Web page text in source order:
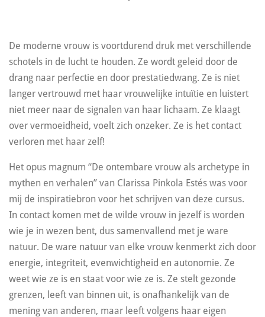
De moderne vrouw is voortdurend druk met verschillende
schotels in de lucht te houden. Ze wordt geleid door de
drang naar perfectie en door prestatiedwang. Ze is niet
langer vertrouwd met haar vrouwelijke intuïtie en luistert
niet meer naar de signalen van haar lichaam. Ze klaagt
over vermoeidheid, voelt zich onzeker. Ze is het contact
verloren met haar zelf!
Het opus magnum “De ontembare vrouw als archetype in
mythen en verhalen” van Clarissa Pinkola Estés was voor
mij de inspiratiebron voor het schrijven van deze cursus.
In contact komen met de wilde vrouw in jezelf is worden
wie je in wezen bent, dus samenvallend met je ware
natuur. De ware natuur van elke vrouw kenmerkt zich door
energie, integriteit, evenwichtigheid en autonomie. Ze
weet wie ze is en staat voor wie ze is. Ze stelt gezonde
grenzen, leeft van binnen uit, is onafhankelijk van de
mening van anderen, maar leeft volgens haar eigen